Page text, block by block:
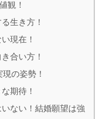
観！
生き方！
現在！
合い方！
の姿勢！
期待！
ない！結婚願望は強